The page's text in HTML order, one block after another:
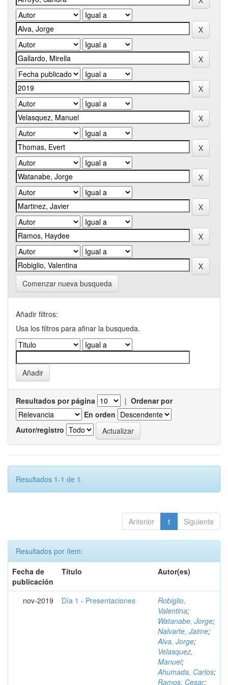
Comenzar nueva busqueda
Añadir filtros:
Usa los filtros para afinar la busqueda.
Resultados por página | Ordenar por
En orden
Autor/registro
Resultados 1-1 de 1.
Anterior 1 Siguiente
Resultados por ítem:
Fecha de
publicación
Título Autor(es)
nov-2019 Día 1 - Presentaciones
Robiglio,
Valentina;
Watanabe, Jorge;
Nalvarte, Jaime;
Alva, Jorge;
Velasquez,
Manuel;
Ahumada, Carlos;
Ramos, Cesar;